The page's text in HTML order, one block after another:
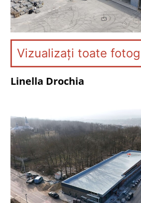
Vizualizați toate
Linella Drochia